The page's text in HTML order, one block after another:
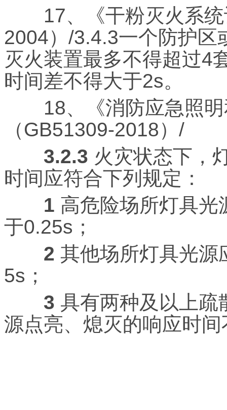
17、《干粉灭火系统
2004）/3.4.3一个防护区
灭火装置最多不得超过4
时间差不得大于2s。
18、《消防应急照明
（GB51309-2018）/
3.2.3 火灾状态下，
时间应符合下列规定：
1 高危险场所灯具光
于0.25s；
2 其他场所灯具光源
5s；
3 具有两种及以上疏
源点亮、熄灭的响应时